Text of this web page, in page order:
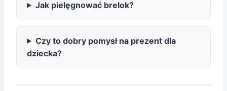
Jak pielęgnować brelok?
Czy to dobry pomysł na prezent dla
dziecka?